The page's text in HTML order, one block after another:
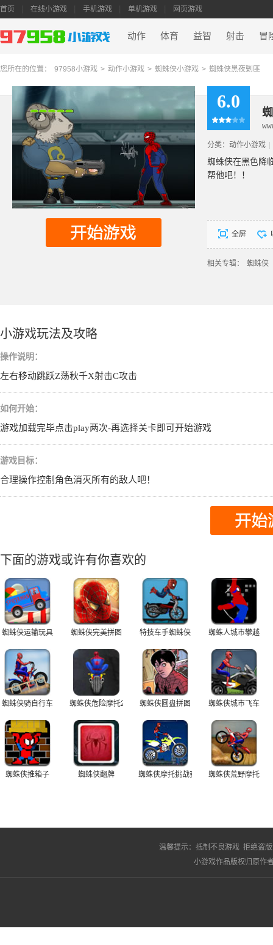
首页 在线小游戏 手机游戏 单机游戏 网页游戏
动作 体育 益智 射击 冒
您所在的位置： 97958小游戏 > 动作小游戏 > 蜘蛛侠小游戏 > 蜘蛛侠黑夜剿匪
6.0
分类： 动作小游戏
蜘蛛侠在黑色降
帮他吧！！
全屏
相关专辑： 蜘蛛侠
小游戏玩法及攻略
操作说明：
左右移动跳跃Z荡秋千X射击C攻击
如何开始：
游戏加载完毕点击play两次-再选择关卡即可开始游戏
游戏目标：
合理操作控制角色消灭所有的敌人吧！
下面的游戏或许有你喜欢的
蜘蛛侠运输玩具 蜘蛛侠完美拼图 特技车手蜘蛛侠 蜘蛛人城市攀越
蜘蛛侠骑自行车 蜘蛛侠危险摩托2 蜘蛛侠圆盘拼图 蜘蛛侠城市飞车
蜘蛛侠推箱子 蜘蛛侠翻牌 蜘蛛侠摩托挑战赛 蜘蛛侠荒野摩托
温馨提示： 抵制不良游戏 拒绝盗
小游戏作品版权归原作